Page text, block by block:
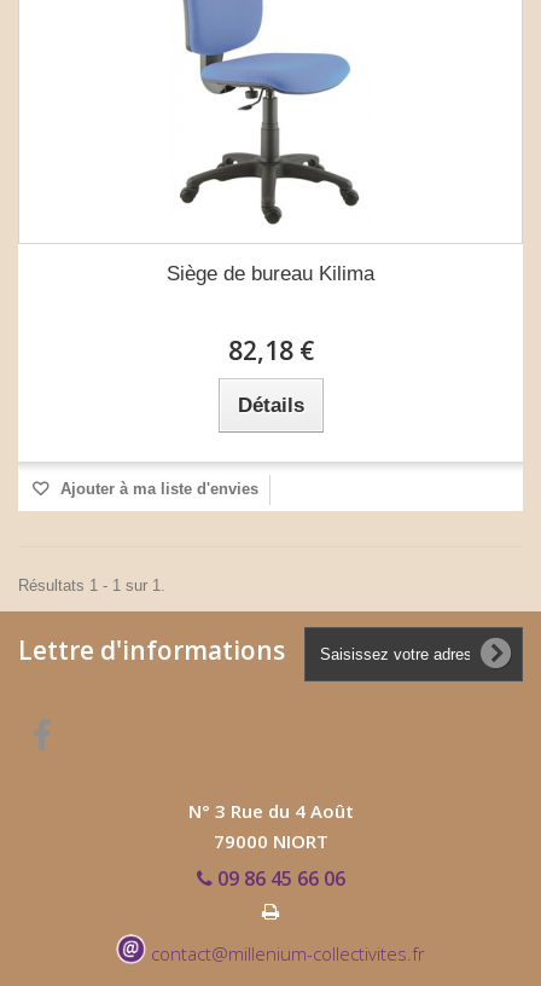
Siège de bureau Kilima
82,18 €
Détails
Ajouter à ma liste d'envies
Résultats 1 - 1 sur 1.
Lettre d'informations
N° 3 Rue du 4 Août
79000 NIORT
09 86 45 66 06
contact@millenium-collectivites.fr